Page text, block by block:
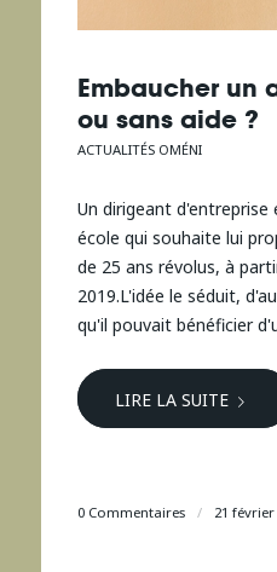
Embaucher un
ou sans aide ?
ACTUALITÉS OMÉNI
Un dirigeant d'entreprise
école qui souhaite lui
de 25 ans révolus, à
2019.L'idée le séduit,
qu'il pouvait bénéficier
LIRE LA SUITE
0 Commentaires / 21 février